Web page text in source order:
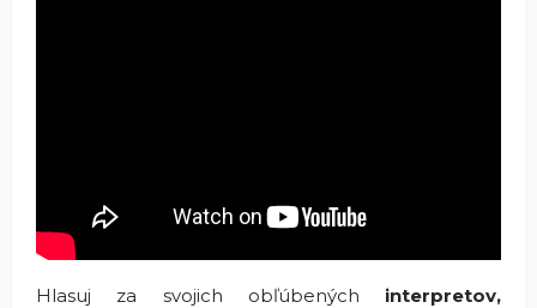
Hlasuj za svojich obľúbených interpretov,